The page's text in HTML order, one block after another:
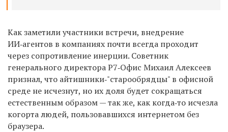
Как заметили участники встречи, внедрение
ИИ‑агентов в компаниях почти всегда проходит
через сопротивление инерции. Советник
генерального директора Р7‑Офис Михаил Алексеев
признал, что айтишники‑"старообрядцы" в офисной
среде не исчезнут, но их доля будет сокращаться
естественным образом — так же, как когда‑то исчезла
когорта людей, пользовавшихся интернетом без
браузера.